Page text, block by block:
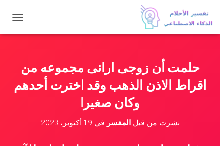
ب
ت
حلمت أن زوجى ارانى مجموعه من
اقراط الاذن الذهب وقد اخترت أحدهم
وكان صغيرا
نشرت من قبلالمفسر في 19 أكتوبر، 2023